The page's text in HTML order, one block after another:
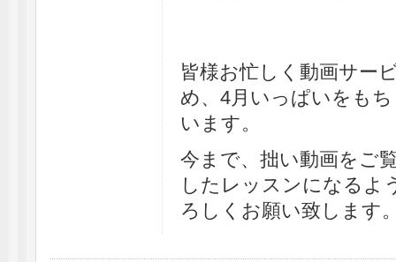
皆様お忙しく動画サー
め、4月いっぱいをも
います。
今まで、拙い動画をご
したレッスンになるよ
ろしくお願い致します